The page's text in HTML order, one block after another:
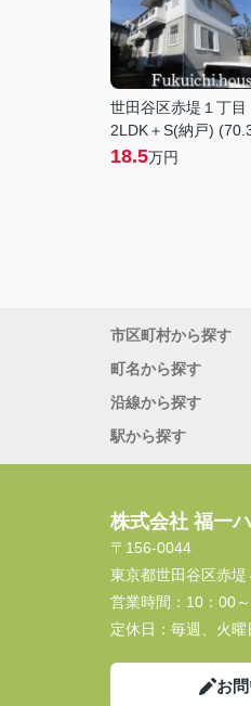
世田谷区赤堤１丁目
2LDK＋S(納戸)
18.5万円
市区町村から探す
町名から探す
沿線から探す
駅から探す
株式会社 福一
〒156-0044
東京都世田谷区赤堤
営業時間： 10：00
定休日： 毎週、火曜
お